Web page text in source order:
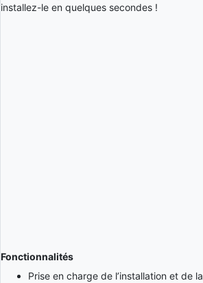
installez-le en quelques secondes !
Fonctionnalités
Prise en charge de l’installation et de la